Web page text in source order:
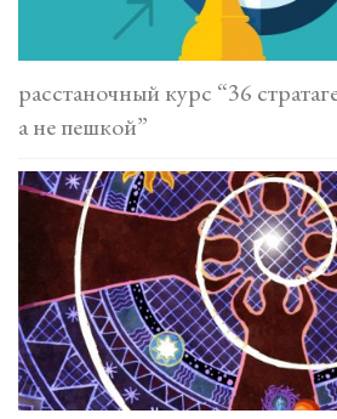
расстаночный курс “36
а не пешкой”